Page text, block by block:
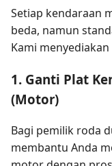
Setiap kendaraan
beda, namun
Kami
1. Ganti Plat
(Motor)
Bagi pemilik roda
membantu Anda